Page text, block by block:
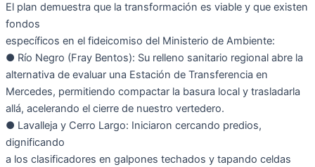
El plan demuestra que la transformación es viable y que existen
fondos
específicos en el fideicomiso del Ministerio de Ambiente:
● Río Negro (Fray Bentos): Su relleno sanitario regional abre la
alternativa de evaluar una Estación de Transferencia en
Mercedes, permitiendo compactar la basura local y trasladarla
allá, acelerando el cierre de nuestro vertedero.
● Lavalleja y Cerro Largo: Iniciaron cercando predios,
dignificando
a los clasificadores en galpones techados y tapando celdas